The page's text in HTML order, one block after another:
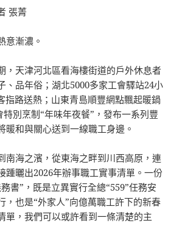
張菁
意漸濃。
，天津河北區看海樓街道的戶外休息者
、品年俗；湖北5000多家工會驛站24小
指路送熱；山東青島順豐網點飄起暖鍋
別烹制“年味年夜餐”，發布一系列豐
暖和與關心送到一線職工身邊。
南海之濱，從東海之畔到川西高原，連
踵曬出2026年辦事職工實事清單。一份
書”，既是立異實行全總“559”任務安
，也是“外家人”向億萬職工許下的新春
單，我們可以或許看到一條清楚的主